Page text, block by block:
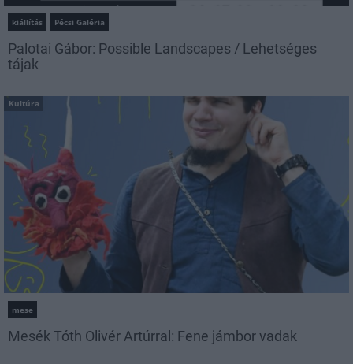
kiállítás Pécsi Galéria
Palotai Gábor: Possible Landscapes / Lehetséges
tájak
Kultúra
mese
Mesék Tóth Olivér Artúrral: Fene jámbor vadak